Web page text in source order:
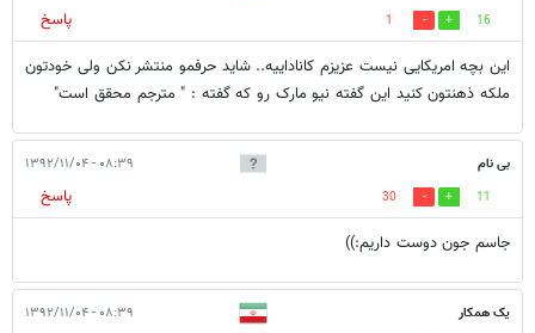
16
1
پاسخ
این بچه امریکایی نیست عزیزم کاناداییه.. شاید حرفمو منتشر نکن ولی خودتون
ملکه ذهنتون کنید این گفته نیو مارک رو که گفته : " مترجم محقق است"
بی نام ۰۸:۳۹ - ۱۳۹۲/۱۱/۰۴
11
30
پاسخ
جاسم جون دوست داریم:))
یک همکار ۰۸:۳۹ - ۱۳۹۲/۱۱/۰۴